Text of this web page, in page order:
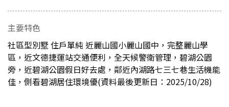
主要特色
社區型別墅 住戶單純 近麗山國小麗山國中，完整麗山學
區，近文德捷運站交通便利，全天候警衛管理，碧湖公園
旁，近碧湖公園假日好去處，鄰近內湖路七三七巷生活機能
佳，側看碧湖居住環境優(資料最後更新日：2025/10/28)